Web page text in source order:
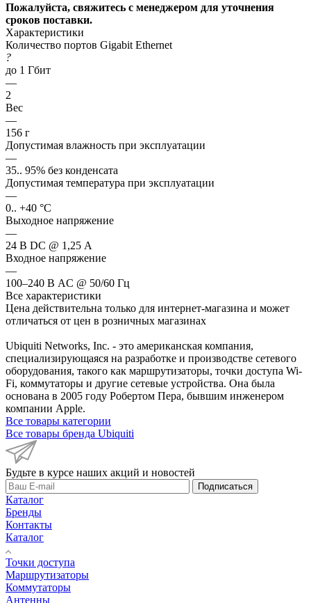
Пожалуйста, свяжитесь с менеджером для уточнения
сроков поставки.
Характеристики
Количество портов Gigabit Ethernet
?
до 1 Гбит
—
2
Вес
—
156 г
Допустимая влажность при эксплуатации
—
35.. 95% без конденсата
Допустимая температура при эксплуатации
—
0.. +40 °C
Выходное напряжение
—
24 В DC @ 1,25 А
Входное напряжение
—
100–240 В AC @ 50/60 Гц
Все характеристики
Цена действительна только для интернет-магазина и может
отличаться от цен в розничных магазинах
Ubiquiti Networks, Inc. - это американская компания,
специализирующаяся на разработке и производстве сетевого
оборудования, такого как маршрутизаторы, точки доступа Wi-
Fi, коммутаторы и другие сетевые устройства. Она была
основана в 2005 году Робертом Пера, бывшим инженером
компании Apple.
Все товары категории
Все товары бренда Ubiquiti
Будьте в курсе наших акций и новостей
Подписаться
Каталог
Бренды
Контакты
Каталог
Точки доступа
Маршрутизаторы
Коммутаторы
Антенны